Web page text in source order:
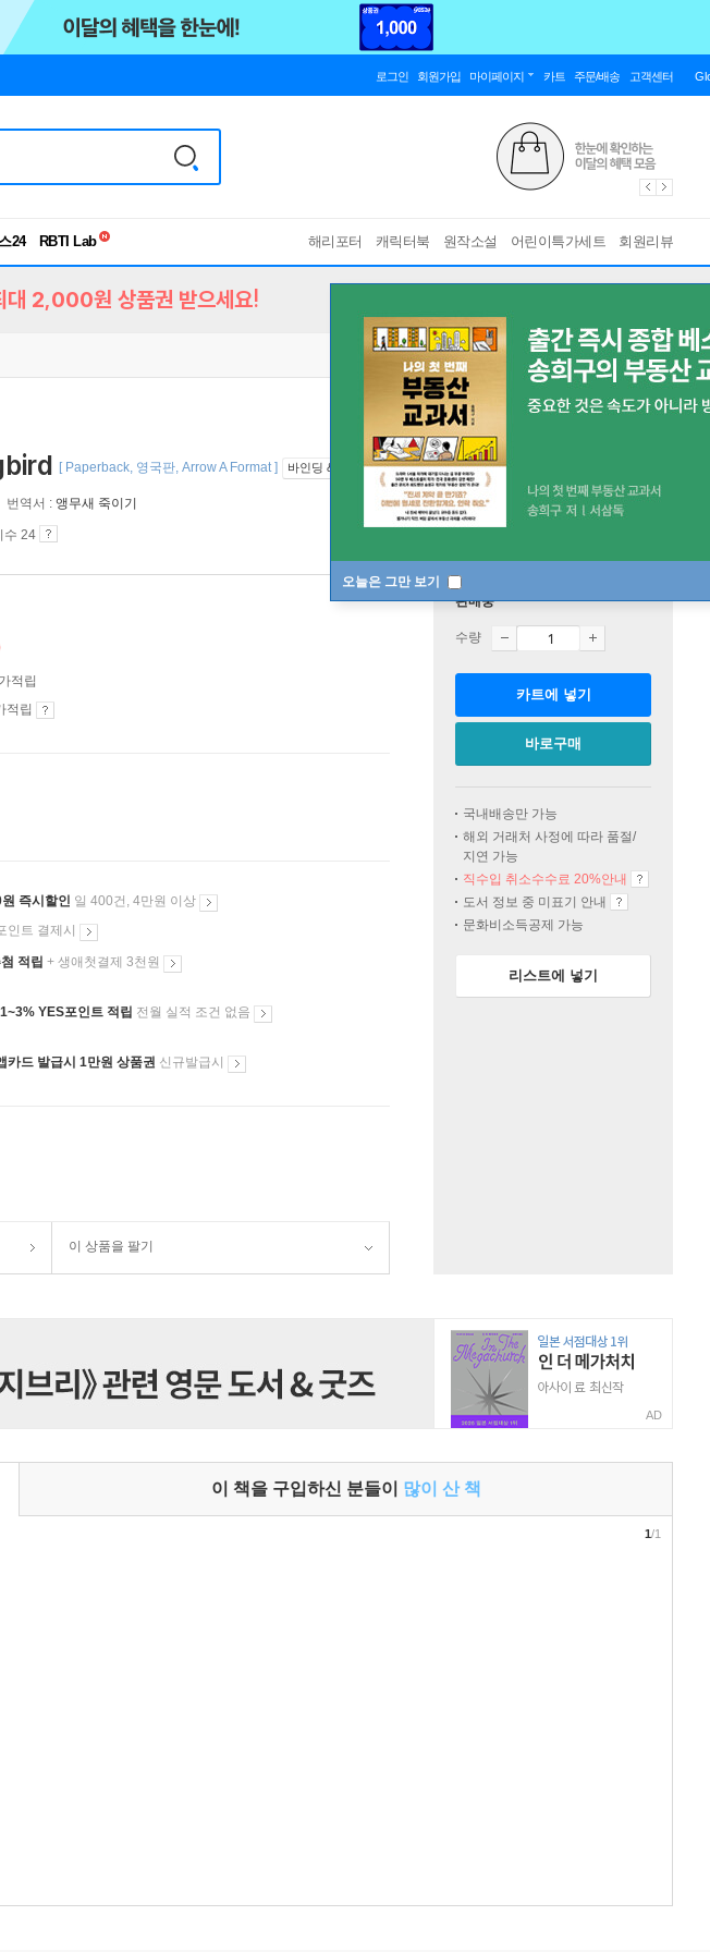
로그인 회원가입 마이페이지 카트 주문/배송 고객센터
24
RBTI Lab
독서유형검사
해리포터 캐릭터북 원작소설 어린이특가세트 회원리뷰
오늘은 그만 보기
대 2,000원 상품권 받으세요!
[ Paperback, 영국판, Arrow A Format ] 바인딩 & 에디션 안내
번역서 : 앵무새 죽이기
수 24
적립
적립
즉시할인 일 400건, 4만원 이상
인트 결제시
적립 + 생애첫결제 3천원
1~3% YES포인트 적립 전월 실적 조건 없음
카드 발급시 1만원 상품권 신규발급시
이 상품을 팔기
판매중
수량
카트에 넣기
바로구매
국내배송만 가능
해외 거래처 사정에 따라 품절/
지연 가능
직수입 취소수수료 20%안내
도서 정보 중 미표기 안내
문화비소득공제 가능
리스트에 넣기
AD
이 책을 구입하신 분들이 많이 산 책
1/1